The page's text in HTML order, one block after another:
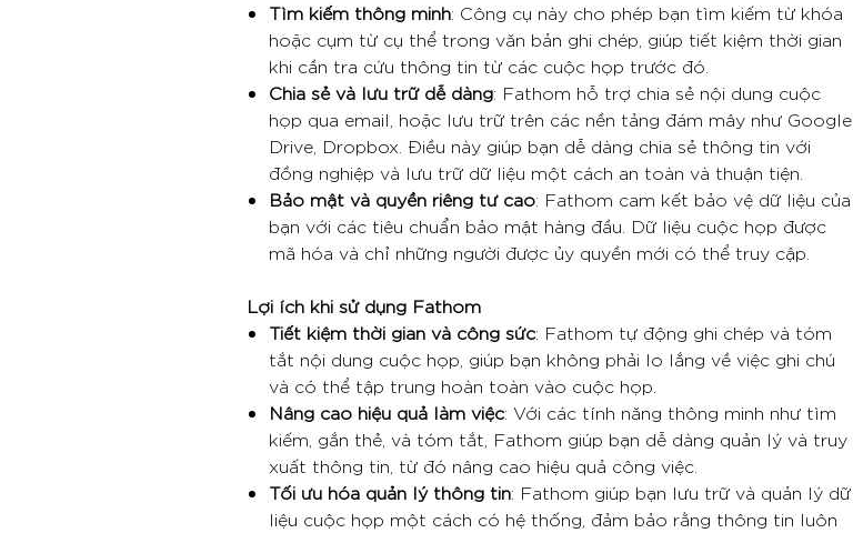
Tìm kiếm thông minh: Công cụ này cho phép bạn tìm kiếm từ khóa
hoặc cụm từ cụ thể trong văn bản ghi chép, giúp tiết kiệm thời gian
khi cần tra cứu thông tin từ các cuộc họp trước đó.
Chia sẻ và lưu trữ dễ dàng: Fathom hỗ trợ chia sẻ nội dung cuộc
họp qua email, hoặc lưu trữ trên các nền tảng đám mây như Google
Drive, Dropbox. Điều này giúp bạn dễ dàng chia sẻ thông tin với
đồng nghiệp và lưu trữ dữ liệu một cách an toàn và thuận tiện.
Bảo mật và quyền riêng tư cao: Fathom cam kết bảo vệ dữ liệu của
bạn với các tiêu chuẩn bảo mật hàng đầu. Dữ liệu cuộc họp được
mã hóa và chỉ những người được ủy quyền mới có thể truy cập.
Lợi ích khi sử dụng Fathom
Tiết kiệm thời gian và công sức: Fathom tự động ghi chép và tóm
tắt nội dung cuộc họp, giúp bạn không phải lo lắng về việc ghi chú
và có thể tập trung hoàn toàn vào cuộc họp.
Nâng cao hiệu quả làm việc: Với các tính năng thông minh như tìm
kiếm, gắn thẻ, và tóm tắt, Fathom giúp bạn dễ dàng quản lý và truy
xuất thông tin, từ đó nâng cao hiệu quả công việc.
Tối ưu hóa quản lý thông tin: Fathom giúp bạn lưu trữ và quản lý dữ
liệu cuộc họp một cách có hệ thống, đảm bảo rằng thông tin luôn